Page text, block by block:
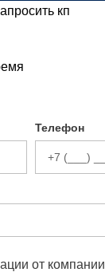
кп
Телефон
от компании